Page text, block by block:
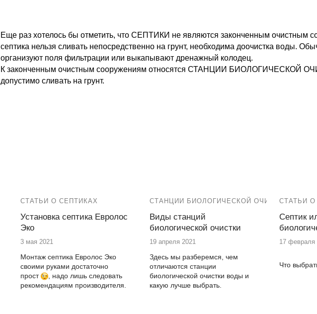
Еще раз хотелось бы отметить, что СЕПТИКИ не являются законченным очистным
септика нельзя сливать непосредственно на грунт, необходима доочистка воды.
организуют поля фильтрации или выкапывают дренажный колодец.
К законченным очистным сооружениям относятся СТАНЦИИ БИОЛОГИЧЕСКОЙ
допустимо сливать на грунт.
СТАТЬИ О СЕПТИКАХ
Установка септика Евролос
Эко
3 мая 2021
Монтаж септика Евролос Эко
своими руками достаточно
прост
, надо лишь следовать
рекомендациям производителя.
СТАНЦИИ БИОЛОГИЧЕСКОЙ ОЧИСТКИ
Виды станций
биологической очистки
19 апреля 2021
Здесь мы разберемся, чем
отличаются станции
биологической очистки воды и
какую лучше выбрать.
СТАТЬИ
Септик
17 февраля
Что